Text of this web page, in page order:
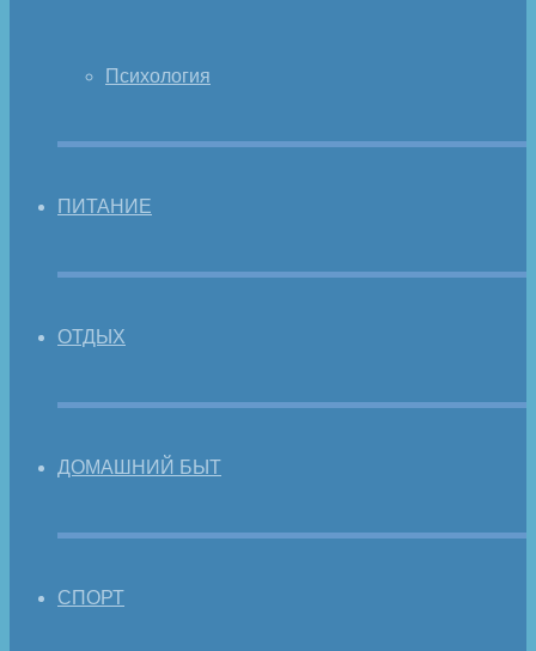
Психология
ПИТАНИЕ
ОТДЫХ
ДОМАШНИЙ БЫТ
СПОРТ